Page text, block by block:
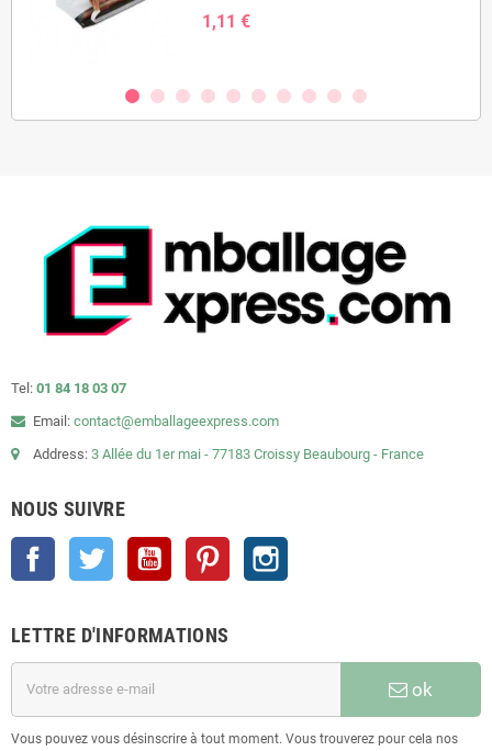
1,11 €
Tel: 01 84 18 03 07
Email: contact@emballageexpress.com
Address: 3 Allée du 1er mai - 77183 Croissy Beaubourg - France
NOUS SUIVRE
Facebook Twitter YouTube Pinterest
LETTRE D'INFORMATIONS
ok
Vous pouvez vous désinscrire à tout moment. Vous trouverez pour cela nos